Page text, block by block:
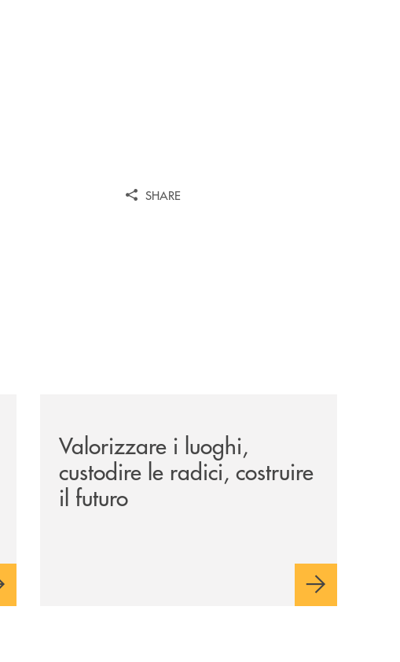
SHARE
Valorizzare i luoghi,
custodire le radici, costruire
il futuro